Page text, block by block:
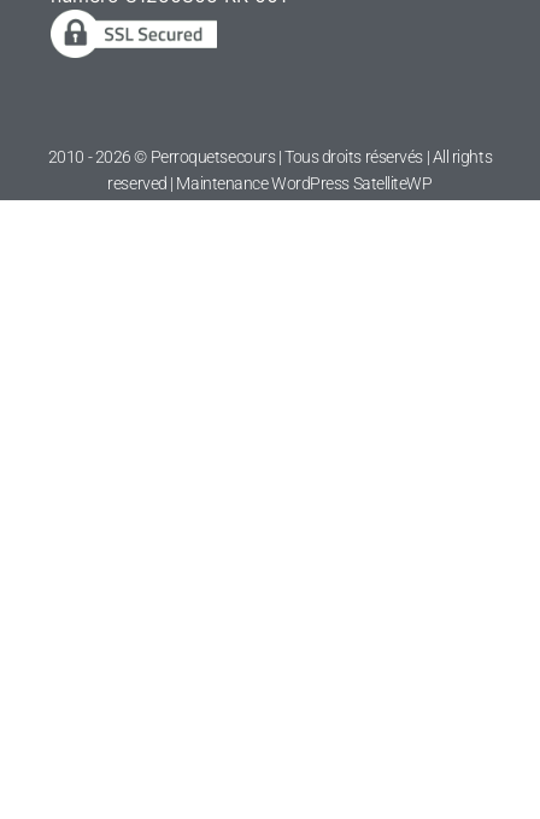
2010 - 2026 © Perroquetsecours | Tous droits réservés | All rights
reserved | Maintenance WordPressSatelliteWP